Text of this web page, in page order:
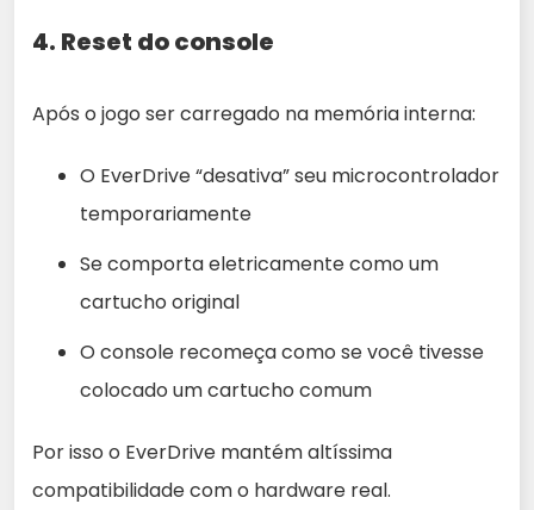
4. Reset do console
Após o jogo ser carregado na memória interna:
O EverDrive “desativa” seu microcontrolador
temporariamente
Se comporta eletricamente como um
cartucho original
O console recomeça como se você tivesse
colocado um cartucho comum
Por isso o EverDrive mantém altíssima
compatibilidade com o hardware real.